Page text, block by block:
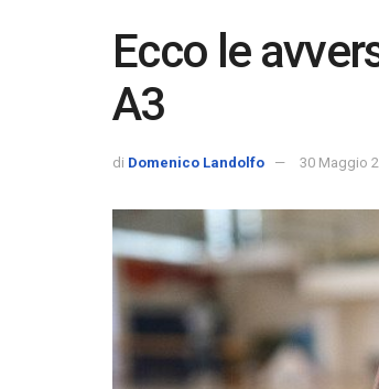
Ecco le
A3
di Domenico Landolfo 30 Maggio